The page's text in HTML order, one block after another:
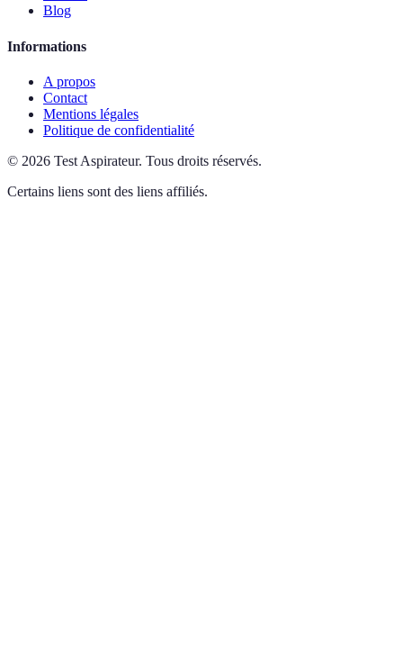
Blog
Informations
A propos
Contact
Mentions légales
Politique de confidentialité
© 2026 Test Aspirateur. Tous droits réservés.
Certains liens sont des liens affiliés.